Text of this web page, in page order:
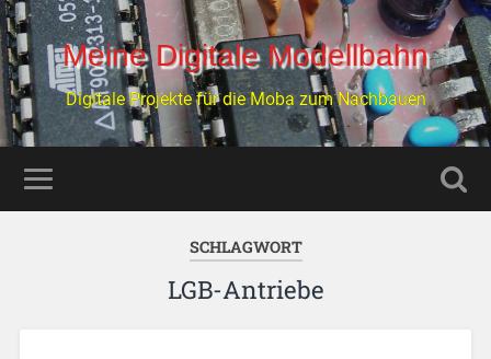
Meine Digitale Modellbahn
Digitale Projekte für die Moba zum Nachbauen
SCHLAGWORT
LGB-Antriebe